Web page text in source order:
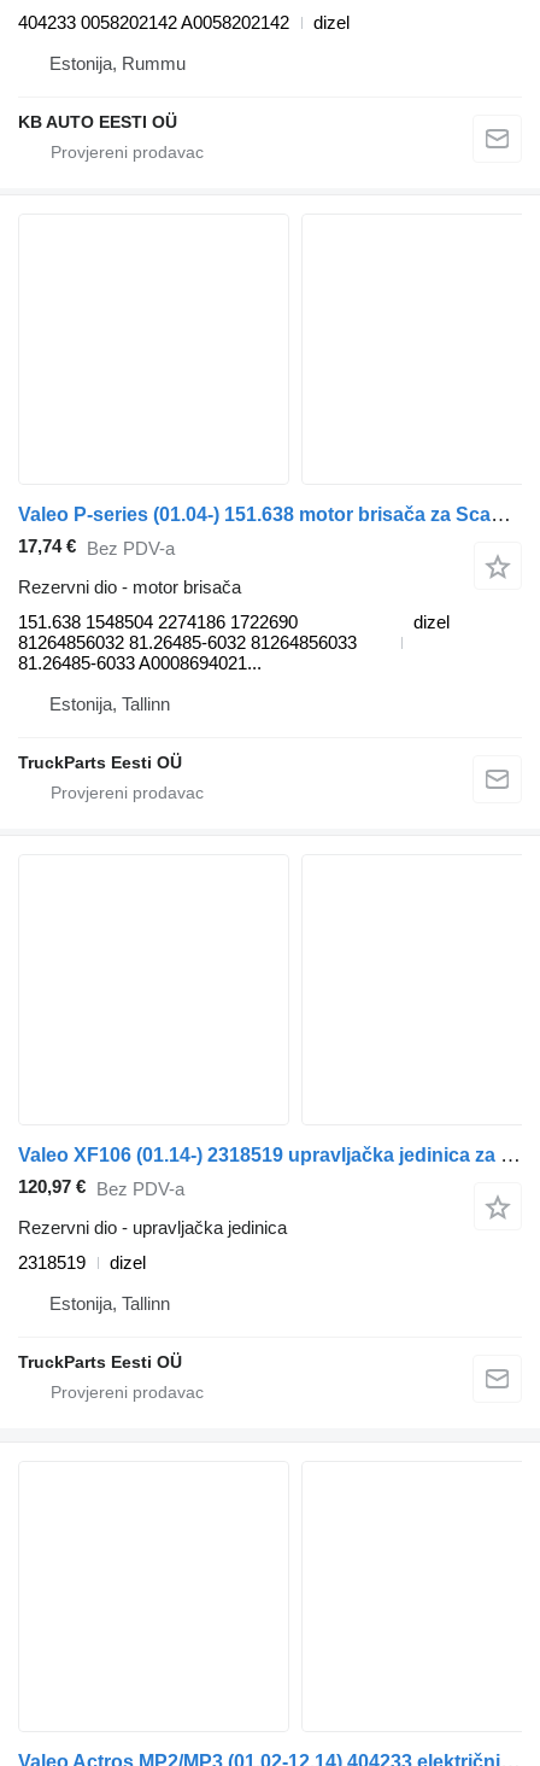
404233 0058202142 A0058202142
dizel
Estonija, Rummu
KB AUTO EESTI OÜ
Valeo P-series (01.04-) 151.638 motor brisača za Scania P,G,R,T-series (2004-2017) tegljača
17,74 € Bez PDV-a
Rezervni dio - motor brisača
151.638 1548504 2274186 1722690
81264856032 81.26485-6032 81264856033
81.26485-6033 A0008694021...
dizel
Estonija, Tallinn
TruckParts Eesti OÜ
Valeo XF106 (01.14-) 2318519 upravljačka jedinica za DAF XF106 (2014-) tegljača
120,97 € Bez PDV-a
Rezervni dio - upravljačka jedinica
2318519
dizel
Estonija, Tallinn
TruckParts Eesti OÜ